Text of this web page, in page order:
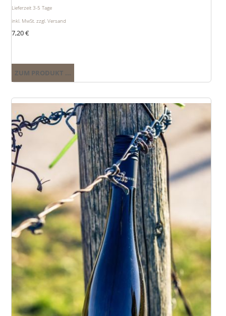
Lieferzeit 3-5 Tage
inkl. MwSt. zzgl. Versand
7,20€
ZUM PRODUKT ...